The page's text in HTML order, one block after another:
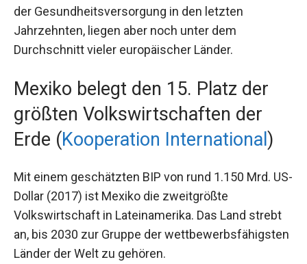
der Gesundheitsversorgung in den letzten
Jahrzehnten, liegen aber noch unter dem
Durchschnitt vieler europäischer Länder.
Mexiko belegt den 15. Platz der
größten Volkswirtschaften der
Erde (Kooperation International )
Mit einem geschätzten BIP von rund 1.150 Mrd. US-
Dollar (2017) ist Mexiko die zweitgrößte
Volkswirtschaft in Lateinamerika. Das Land strebt
an, bis 2030 zur Gruppe der wettbewerbsfähigsten
Länder der Welt zu gehören.